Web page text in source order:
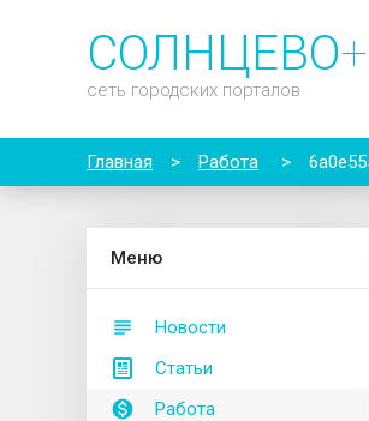
СОЛНЦЕВО+
сеть городских порталов
Главная > Работа >
Меню
Новости
Статьи
Работа